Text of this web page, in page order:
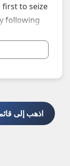
first to seize
following
اذهب إلى